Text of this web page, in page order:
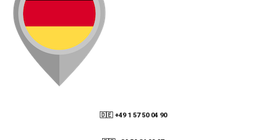
🇩🇪 +49 1 57 50 04 90